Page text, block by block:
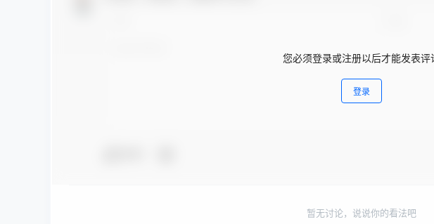
您必须登录或注册以后才能发表评
登录
暂无讨论，说说你的看法吧